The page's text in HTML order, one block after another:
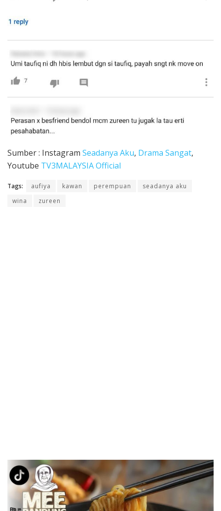
Sumber : Instagram Seadanya Aku, Drama Sangat,
Youtube TV3MALAYSIA Official
Tags: aufiya kawan perempuan
seadanya aku
wina
zureen